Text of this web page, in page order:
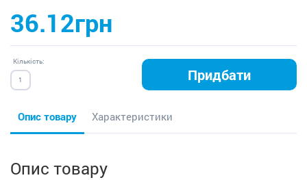
36.12грн
Кількість:
Придбати
Опис товару Характеристики
Опис товару